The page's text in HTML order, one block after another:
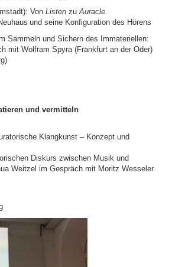
Von Listen zu Auracle.
und seine Konfiguration des Hörens
Sammeln und Sichern des Immateriellen:
mit Wolfram Spyra (Frankfurt an der Oder)
und vermitteln
Klangkunst – Konzept und
Diskurs zwischen Musik und
Weitzel im Gespräch mit Moritz Wesseler